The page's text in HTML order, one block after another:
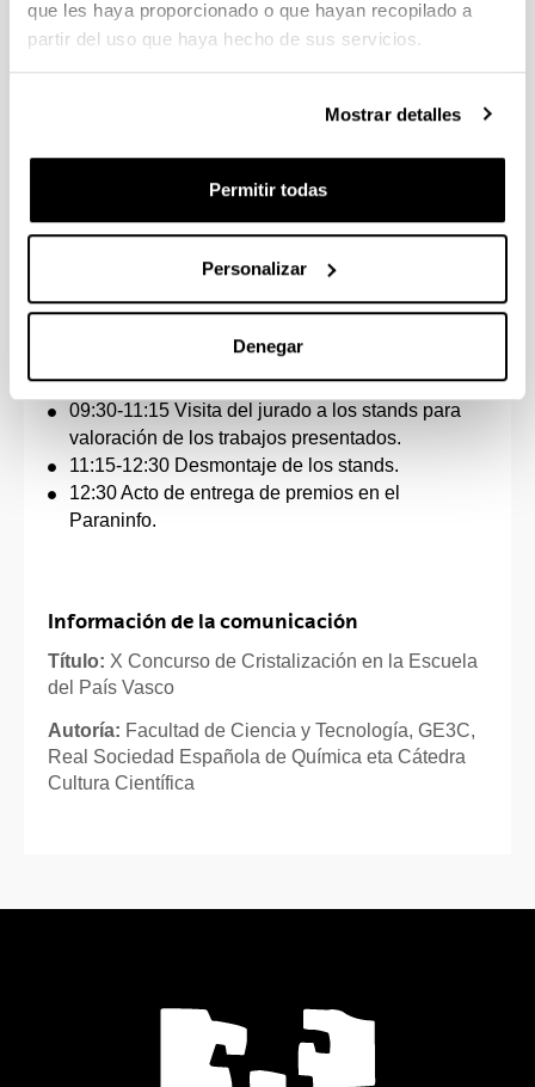
que les haya proporcionado o que hayan recopilado a
partir del uso que haya hecho de sus servicios.
Mostrar detalles
Permitir todas
Personalizar
Denegar
ESO y Bachillerato con la actividad científica
(siendo ellos los protagonistas) aprovechando la
belleza y atractivo de los cristales.
Comunidad Autónoma Vasca con más de 800
alumnos implicados. A la final asisten 13 Centros y
inscritos en la Grande Salle y montaje de las
maquetas en los stands.
09:30-11:15 Visita del jurado a los stands para
valoración de los trabajos presentados.
11:15-12:30 Desmontaje de los stands.
12:30 Acto de entrega de premios en el
Paraninfo.
Información de la comunicación
Título: X Concurso de Cristalización en la Escuela
del País Vasco
Autoría: Facultad de Ciencia y Tecnología, GE3C,
Real Sociedad Española de Química eta Cátedra
Cultura Científica